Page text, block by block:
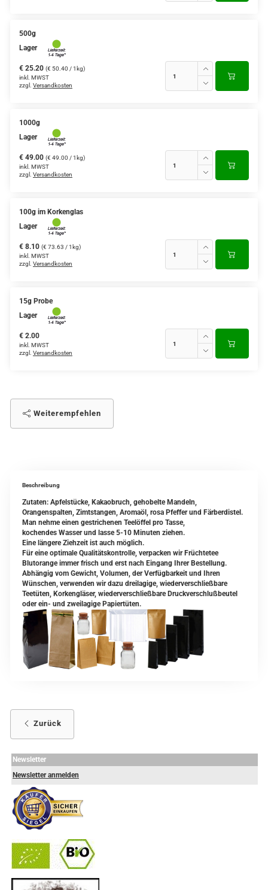
500g
Lager
€ 25.20 (€ 50.40 / 1kg)
inkl. MWST
zzgl. Versandkosten
1000g
Lager
€ 49.00 (€ 49.00 / 1kg)
inkl. MWST
zzgl. Versandkosten
100g im Korkenglas
Lager
€ 8.10 (€ 73.63 / 1kg)
inkl. MWST
zzgl. Versandkosten
15g Probe
Lager
€ 2.00
inkl. MWST
zzgl. Versandkosten
Weiterempfehlen
Beschreibung
Zutaten: Apfelstücke, Kakaobruch, gehobelte Mandeln,
Orangenspalten, Zimtstangen, Aromaöl, rosa Pfeffer und Färberdistel.
Man nehme einen gestrichenen Teelöffel pro Tasse,
kochendes Wasser und lasse 5-10 Minuten ziehen.
Eine längere Ziehzeit ist auch möglich.
Für eine optimale Qualitätskontrolle, verpacken wir Früchtetee
Blutorange immer frisch und erst nach Eingang Ihrer Bestellung.
Abhängig vom Gewicht, Volumen, der Verfügbarkeit und Ihren
Wünschen, verwenden wir dazu dreilagige, wiederverschließbare
Teetüten, Korkengläser, wiederverschließbare Druckverschlußbeutel
oder ein- und zweilagige Papiertüten.
Zurück
Newsletter
Newsletter anmelden